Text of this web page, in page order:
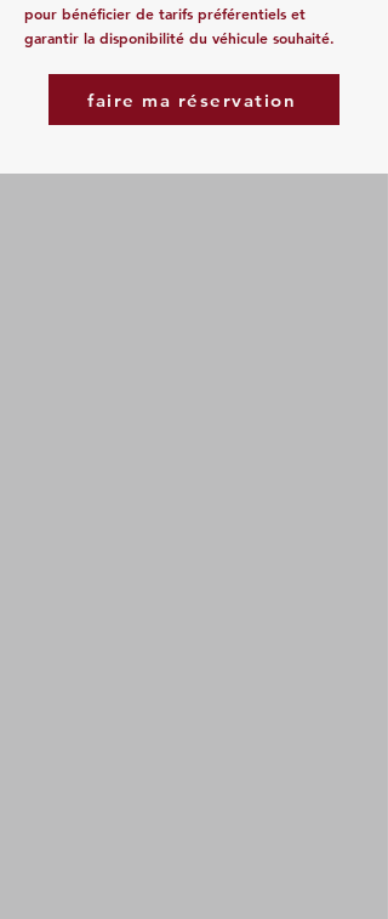
pour bénéficier de tarifs préférentiels et
garantir la disponibilité du véhicule souhaité.
faire ma réservation